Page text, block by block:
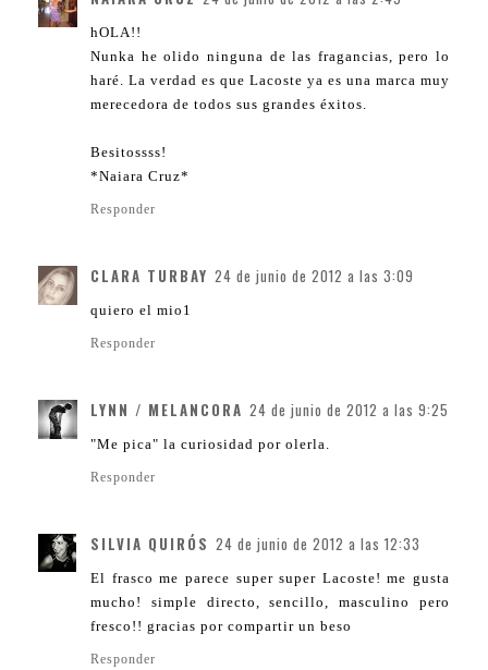
hOLA!!
Nunka he olido ninguna de las fragancias, pero lo
haré. La verdad es que Lacoste ya es una marca muy
merecedora de todos sus grandes éxitos.
Besitossss!
*Naiara Cruz*
Responder
CLARA TURBAY 24 de junio de 2012 a las 3:09
quiero el mio1
Responder
LYNN / MELANCORA 24 de junio de 2012 a las 9:25
"Me pica" la curiosidad por olerla.
Responder
SILVIA QUIRÓS 24 de junio de 2012 a las 12:33
El frasco me parece super super Lacoste! me gusta
mucho! simple directo, sencillo, masculino pero
fresco!! gracias por compartir un beso
Responder